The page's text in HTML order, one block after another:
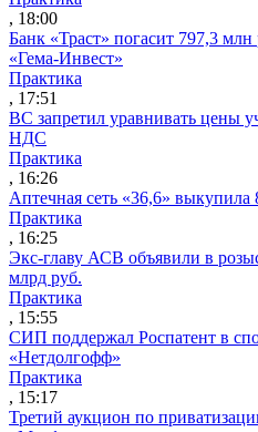
, 18:00
Банк «Траст» погасит 797,3
«Гема-Инвест»
Практика
, 17:51
ВС запретил уравнивать цены
НДС
Практика
, 16:26
Аптечная сеть «36,6» выкупила
Практика
, 16:25
Экс-главу АСВ объявили в
млрд руб.
Практика
, 15:55
СИП поддержал Роспатент в
«Нетдолгофф»
Практика
, 15:17
Третий аукцион по